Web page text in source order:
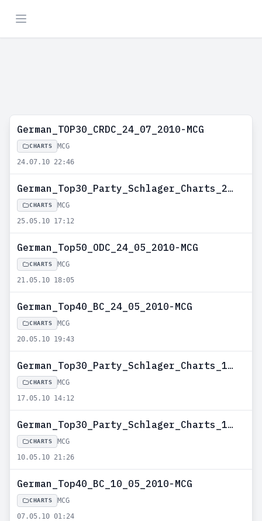
German_TOP30_CRDC_24_07_2010-MCG
CHARTS
MCG
24.07.10 22:46
German_Top30_Party_Schlager_Charts_24_05_2010-MCG
CHARTS
MCG
25.05.10 17:12
German_Top50_ODC_24_05_2010-MCG
CHARTS
MCG
21.05.10 18:05
German_Top40_BC_24_05_2010-MCG
CHARTS
MCG
20.05.10 19:43
German_Top30_Party_Schlager_Charts_17_05_2010-MCG
CHARTS
MCG
17.05.10 14:12
German_Top30_Party_Schlager_Charts_10_05_2010-MCG
CHARTS
MCG
10.05.10 21:26
German_Top40_BC_10_05_2010-MCG
CHARTS
MCG
07.05.10 01:24